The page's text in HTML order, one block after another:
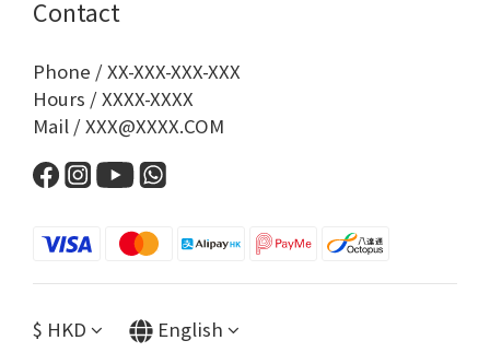
Contact
Phone / XX-XXX-XXX-XXX
Hours / XXXX-XXXX
Mail / XXX@XXXX.COM
$ HKD English